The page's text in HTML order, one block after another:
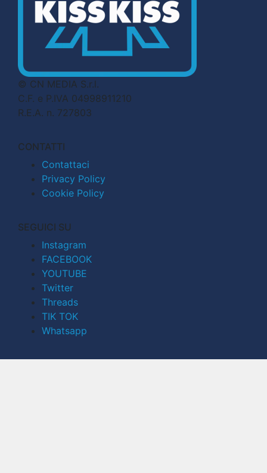
© CN MEDIA S.r.l.
C.F. e P.IVA 04998911210
R.E.A. n. 727803
CONTATTI
Contattaci
Privacy Policy
Cookie Policy
SEGUICI SU
Instagram
FACEBOOK
YOUTUBE
Twitter
Threads
TIK TOK
Whatsapp